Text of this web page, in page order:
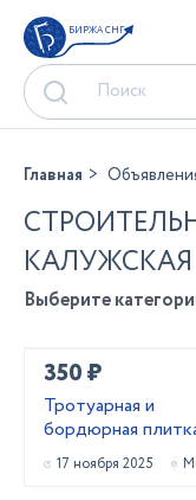
БИРЖА СНГ
Главная
Выберите
350 ₽
Тротуарная и
бордюрная
17 ноября 2025